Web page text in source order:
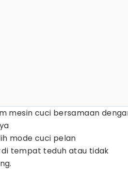
mesin cuci bersamaan
mode cuci pelan
di tempat teduh atau tidak